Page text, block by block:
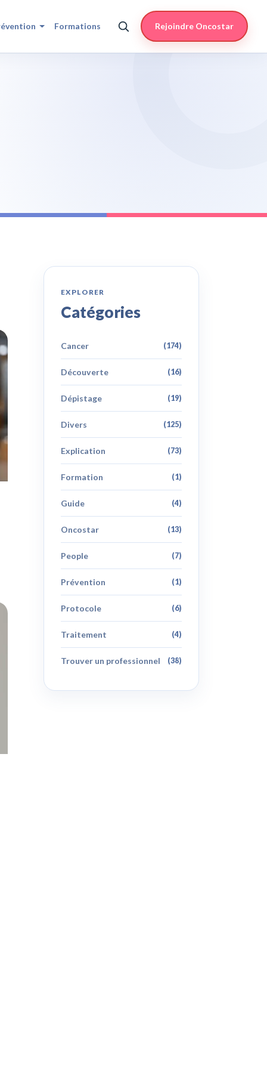
Formations Rejoindre Oncostar
EXPLORER
Catégories
Cancer (174)
Découverte (16)
Dépistage (19)
Divers (125)
Explication (73)
Formation (1)
Guide (4)
Oncostar (13)
People (7)
Prévention (1)
Protocole (6)
Traitement (4)
Trouver un professionnel (38)